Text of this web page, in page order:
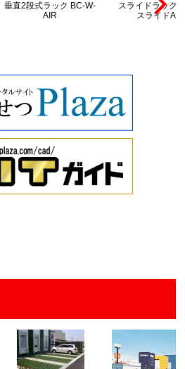
垂直2段式ラック BC-W-
AIR
スライドラック
スライド